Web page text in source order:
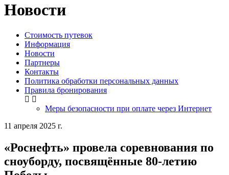
Новости
Стоимость путевок
Информация
Новости
Партнеры
Контакты
Политика обработки персональных данных
Правила бронирования
Меры безопасности при оплате через Интернет
11 апреля 2025 г.
«Роснефть» провела соревнования по
сноуборду, посвящённые 80-летию